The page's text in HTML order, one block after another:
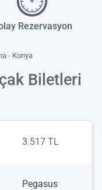
Rezervasyon
- Konya
Biletleri
3.517 TL
Pegasus